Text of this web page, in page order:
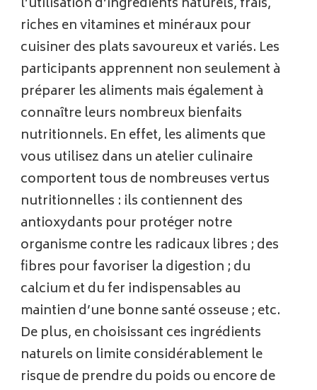
riches en vitamines et minéraux pour
cuisiner des plats savoureux et variés. Les
participants apprennent non seulement à
préparer les aliments mais également à
connaître leurs nombreux bienfaits
nutritionnels. En effet, les aliments que
vous utilisez dans un atelier culinaire
comportent tous de nombreuses vertus
nutritionnelles : ils contiennent des
antioxydants pour protéger notre
organisme contre les radicaux libres ; des
fibres pour favoriser la digestion ; du
calcium et du fer indispensables au
maintien d’une bonne santé osseuse ; etc.
De plus, en choisissant ces ingrédients
naturels on limite considérablement le
risque de prendre du poids ou encore de